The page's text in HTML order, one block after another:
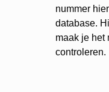
nummer
database.
maak je het
controleren.